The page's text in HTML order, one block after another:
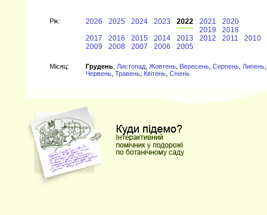
Рiк: 2026 2025 2024 2023 2022 2021
2020
2019
2018
2017
2016 2015 2014 2013 2012 2011
2010
2009
2008 2007 2006 2005
Мiсяц: Грудень Листопад Жовтень Вересень Серпень Липень
Червень Травень Квітень Січень